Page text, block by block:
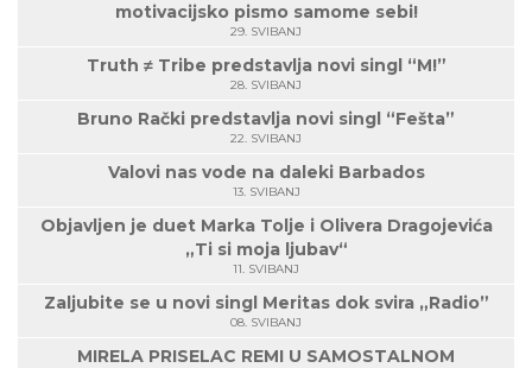
motivacijsko pismo samome sebi!
29. SVIBANJ
Truth ≠ Tribe predstavlja novi singl “M!”
28. SVIBANJ
Bruno Rački predstavlja novi singl “Fešta”
22. SVIBANJ
Valovi nas vode na daleki Barbados
13. SVIBANJ
Objavljen je duet Marka Tolje i Olivera Dragojevića
„Ti si moja ljubav“
11. SVIBANJ
Zaljubite se u novi singl Meritas dok svira „Radio”
08. SVIBANJ
MIRELA PRISELAC REMI U SAMOSTALNOM